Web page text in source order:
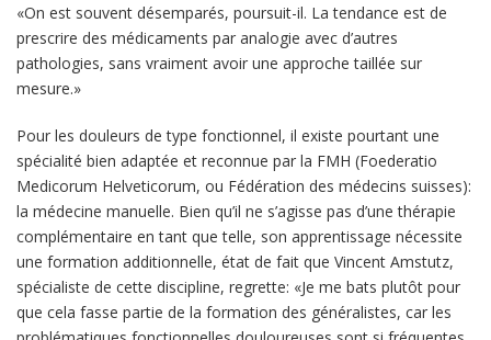
«On est souvent désemparés, poursuit-il. La tendance est de
prescrire des médicaments par analogie avec d’autres
pathologies, sans vraiment avoir une approche taillée sur
mesure.»
Pour les douleurs de type fonctionnel, il existe pourtant une
spécialité bien adaptée et reconnue par la FMH (Foederatio
Medicorum Helveticorum, ou Fédération des médecins suisses):
la médecine manuelle. Bien qu’il ne s’agisse pas d’une thérapie
complémentaire en tant que telle, son apprentissage nécessite
une formation additionnelle, état de fait que Vincent Amstutz,
spécialiste de cette discipline, regrette: «Je me bats plutôt pour
que cela fasse partie de la formation des généralistes, car les